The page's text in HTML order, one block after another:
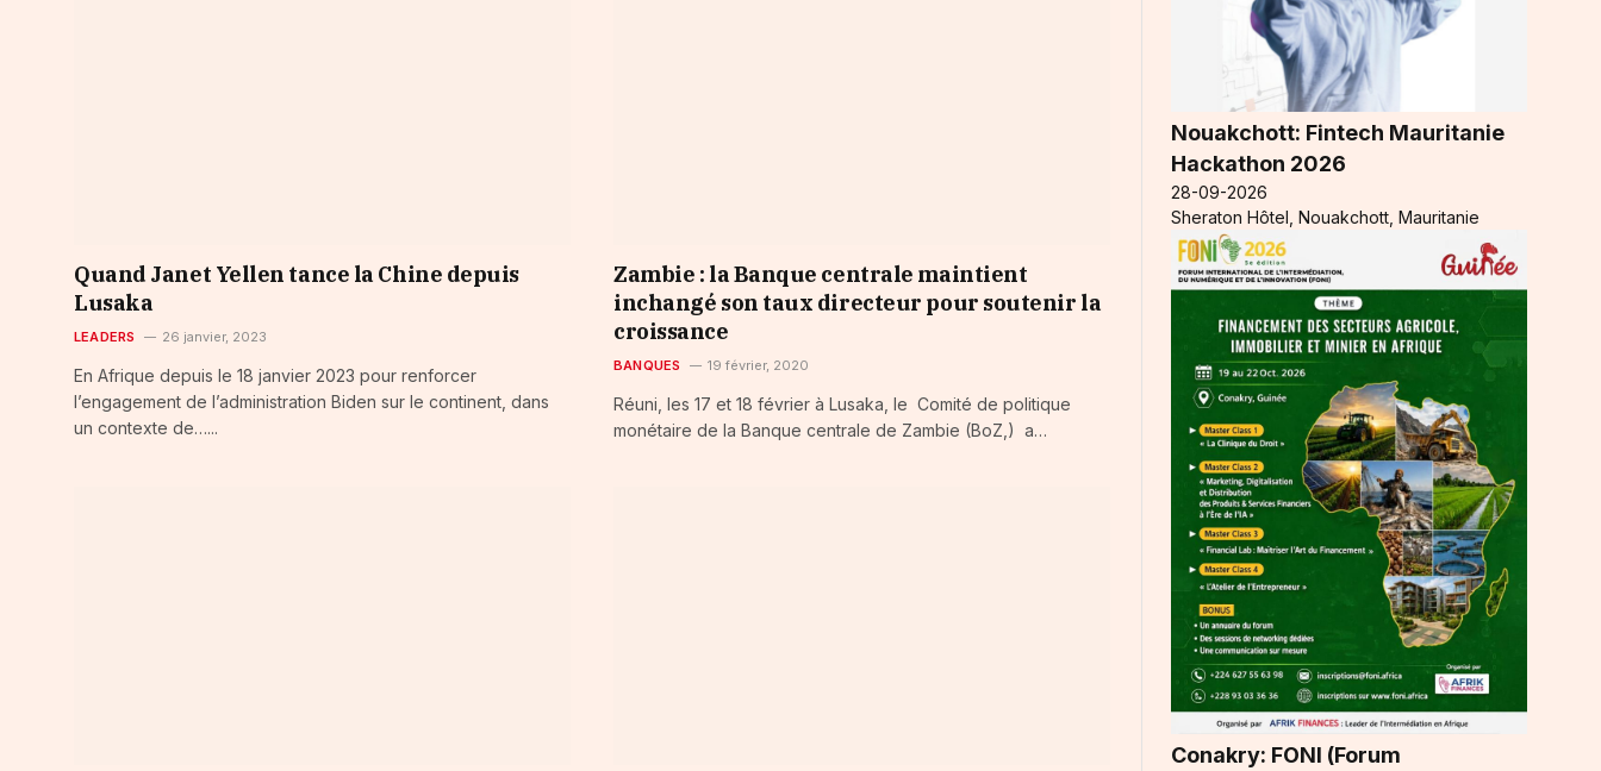
Quand Janet Yellen tance la Chine depuis
Lusaka
LEADERS 26 janvier, 2023
En Afrique depuis le 18 janvier 2023 pour renforcer
l’engagement de l’administration Biden sur le continent, dans
un contexte de…...
Zambie : la Banque centrale maintient
inchangé son taux directeur pour soutenir la
croissance
BANQUES 19 février, 2020
Réuni, les 17 et 18 février à Lusaka, le Comité de politique
monétaire de la Banque centrale de Zambie (BoZ,) a…
Nouakchott: Fintech Mauritanie
Hackathon 2026
28-09-2026
Sheraton Hôtel, Nouakchott, Mauritanie
Conakry: FONI (Forum